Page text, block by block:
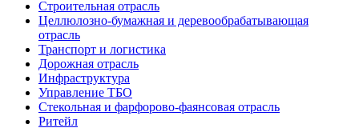
Строительная отрасль
Целлюлозно-бумажная и деревообрабатывающая
отрасль
Транспорт и логистика
Дорожная отрасль
Инфраструктура
Управление ТБО
Стекольная и фарфорово-фаянсовая отрасль
Ритейл